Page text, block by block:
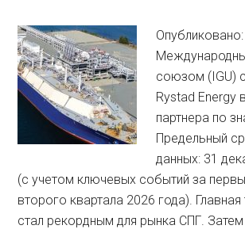
Опубликовано:
союзом (IGU)
Rystad Energy
партнера по
Предельный
данных: 31
(с учетом ключевых событий за
второго квартала 2026 года).
стал рекордным для рынка СПГ.